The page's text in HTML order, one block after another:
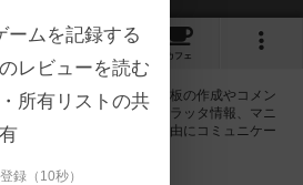
1
カフェ
ギャングスタに関する掲示板の作成やコメン
ります。ルールの疑問やエラッタ情報、マニ
記等について会員同士で自由にコミュニケー
ームを記録する
レビューを読む
所有リストの共
有
録（10秒）